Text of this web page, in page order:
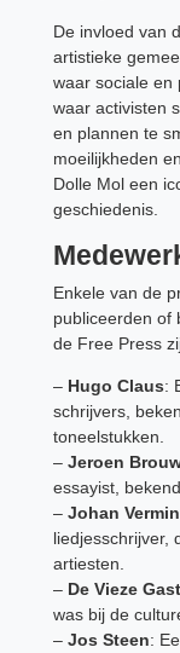
De invloed van
artistieke
waar sociale en
waar activisten
en plannen te
moeilijkheden
Dolle Mol een
geschiedenis.
Enkele van de
publiceerden of
de Free Press
– Hugo Claus:
schrijvers,
toneelstukken.
–Jeroen
essayist,
–Johan
liedjesschrijver,
artiesten.
– De Vieze
was bij de
–Jos Steen: